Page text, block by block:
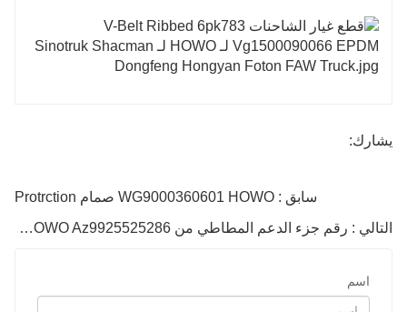
يشارك:
سابق : WG9000360601 HOWO صمام Protrction
التالي : رقم جزء الدعم المطاطي من Sinotruk HOWO Az9925525286
اسم